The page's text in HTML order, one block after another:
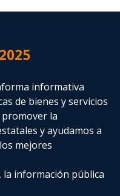
2025
informativa
de bienes y servicios
promover la
y ayudamos a
mejores
la información pública